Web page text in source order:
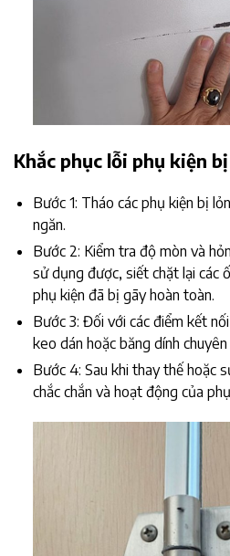
Khắc phục lỗi phụ kiện
Bước 1: Tháo các phụ kiện bị
ngăn.
Bước 2: Kiểm tra độ mòn và
sử dụng được, siết chặt lại các
phụ kiện đã bị gãy hoàn toàn.
Bước 3: Đối với các điểm kết
keo dán hoặc băng dính
Bước 4: Sau khi thay thế hoặc
chắc chắn và hoạt động của